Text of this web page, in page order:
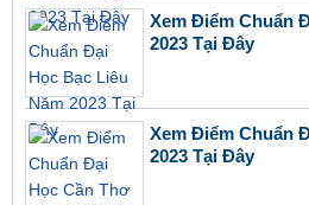
Xem Điểm Chuẩn
2023 Tại Đây
Xem Điểm Chuẩn
2023 Tại Đây